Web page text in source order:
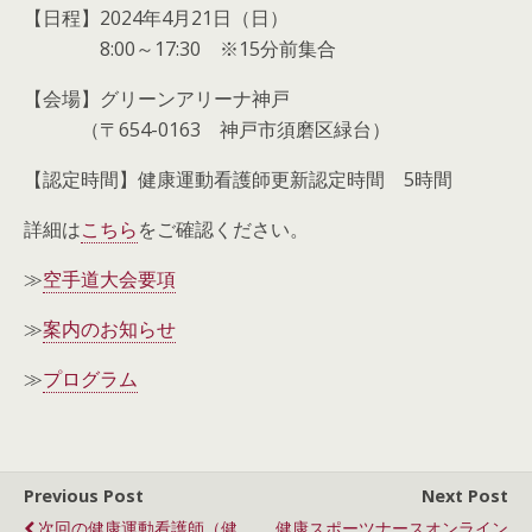
【日程】2024年4月21日（日）
8:00～17:30 ※15分前集合
【会場】グリーンアリーナ神戸
（〒654-0163 神戸市須磨区緑台）
【認定時間】健康運動看護師更新認定時間 5時間
詳細はこちらをご確認ください。
≫空手道大会要項
≫案内のお知らせ
≫プログラム
Previous Post
Next Post